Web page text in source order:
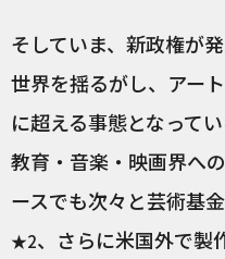
そしていま、新政権が
世界を揺るがし、アー
に超える事態となって
教育・音楽・映画界へ
ースでも次々と芸術基
★2、さらに米国外で製